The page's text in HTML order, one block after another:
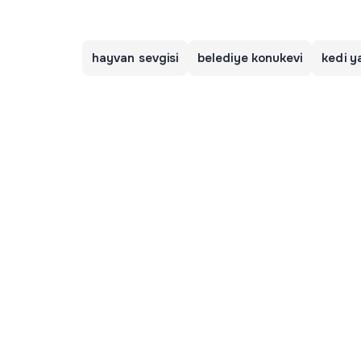
hayvan sevgisi belediye konukevi kedi